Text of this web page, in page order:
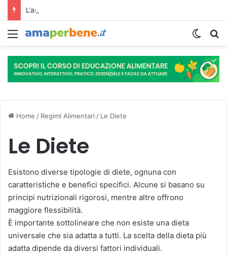
Menu
Home / Regimi Alimentari / Le Diete
Le Diete
Esistono diverse tipologie di diete, ognuna con
caratteristiche e benefici specifici. Alcune si basano su
principi nutrizionali rigorosi, mentre altre offrono
maggiore flessibilità.
È importante sottolineare che non esiste una dieta
universale che sia adatta a tutti. La scelta della dieta più
adatta dipende da diversi fattori individuali.